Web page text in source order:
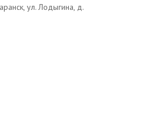
ул. Лодыгина, д.